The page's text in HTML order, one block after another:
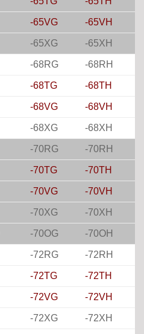
-65VG -65VH
-65XG -65XH
-68RG -68RH
-68TG -68TH
-68VG -68VH
-68XG -68XH
-70RG -70RH
-70TG -70TH
-70VG -70VH
-70XG -70XH
-70OG -70OH
-72RG -72RH
-72TG -72TH
-72VG -72VH
-72XG -72XH